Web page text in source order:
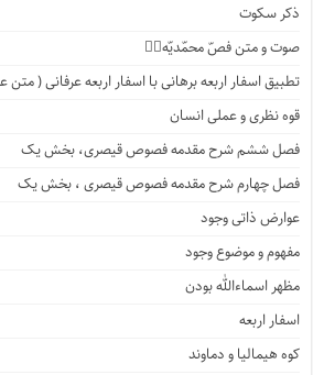
ذکر سکوت
صوت و متن فصّ محمّدیّه۱️⃣
تطبیق اسفار اربعه برهانی با اسفار اربعه عرفانی ( متن
قوه نظری و عملی انسان
فصل ششم شرح مقدمه فصوص قیصری، بخش یک
فصل چهارم شرح مقدمه فصوص قیصری ، بخش یک
عوارض ذاتی وجود
مفهوم و موضوع وجود
مظهر اسماءالله بودن
اسفار اربعه
کوه هیمالیا و دماوند